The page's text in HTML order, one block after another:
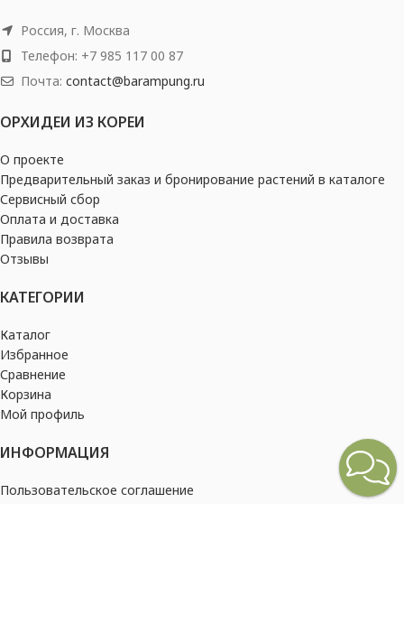
Россия, г. Москва
Телефон: +7 985 117 00 87
Почта: contact@barampung.ru
ОРХИДЕИ ИЗ КОРЕИ
О проекте
Предварительный заказ и бронирование растений в каталоге
Сервисный сбор
Оплата и доставка
Правила возврата
Отзывы
КАТЕГОРИИ
Каталог
Избранное
Сравнение
Корзина
Мой профиль
ИНФОРМАЦИЯ
Пользовательское соглашение